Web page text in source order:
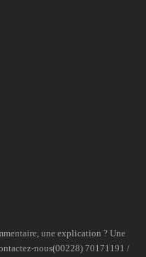
une explication ? Une
nous(00228) 70171191 /